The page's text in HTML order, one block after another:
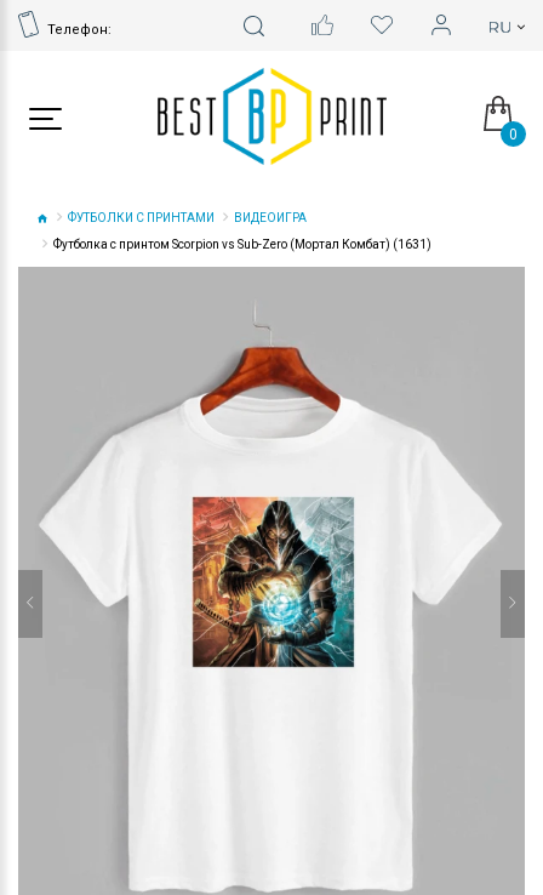
Телефон:
0
ФУТБОЛКИ С ПРИНТАМИ
ВИДЕОИГРА
Футболка с принтом Scorpion vs Sub-Zero (Мортал Комбат) (1631)